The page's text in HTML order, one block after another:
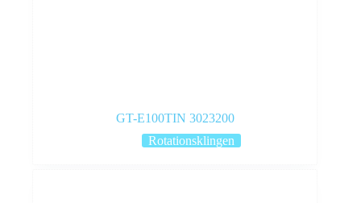
GT-E100TIN 3023200
Rotationsklingen